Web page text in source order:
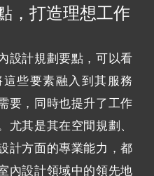
，打造理想工作
設計規劃要點，可以看
些要素融入到其服務
要，同時也提升了工作
尤其是其在空間規劃、
計方面的專業能力，都
內設計領域中的領先地